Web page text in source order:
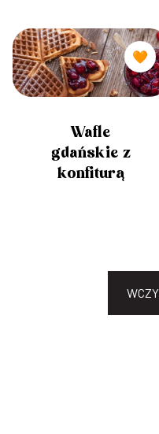
🧡
Wafle
gdańskie z
konfiturą